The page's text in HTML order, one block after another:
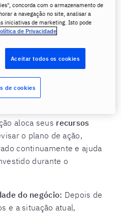
de
os trabalhadores
ação. No entanto,
permitirá que
de trabalho
encontrarão um
para o seu trabalho.
aloca seus recursos
o plano de ação,
continuamente e ajuda
durante o
do negócio: Depois de
e a situação atual,
concorda com o armazenamento de
a navegação no site, analisar a
iniciativas de marketing. Isto pode
de Privacidade
Aceitar todos os cookies
de cookies